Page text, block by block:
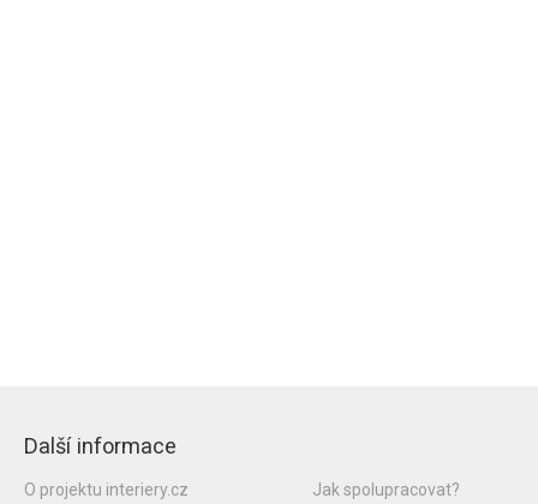
Další informace
O projektu interiery.cz
Jak spolupracovat?